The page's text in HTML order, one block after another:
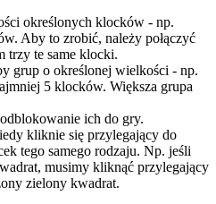
określonych klocków - np.
Aby to zrobić, należy połączyć
trzy te same klocki.
grup o określonej wielkości - np.
5 klocków. Większa grupa
ich do gry.
kliknie się przylegający do
tego samego rodzaju. Np. jeśli
musimy kliknąć przylegający
zielony kwadrat.